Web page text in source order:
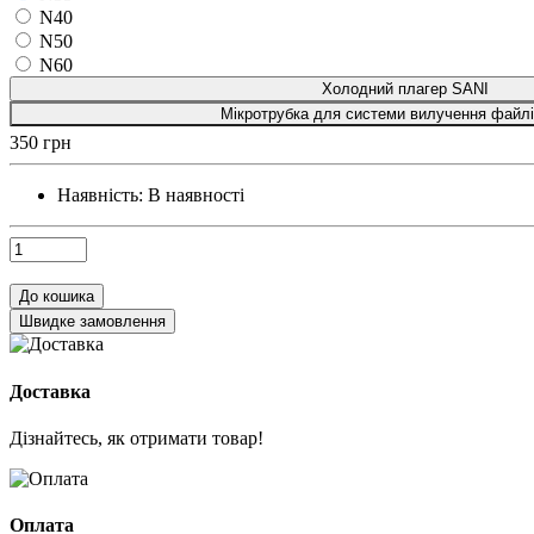
N40
N50
N60
Холодний плагер SANI
Мікротрубка для системи вилучення
350 грн
Наявність: В наявності
До кошика
Швидке замовлення
Доставка
Дізнайтесь, як отримати товар!
Оплата